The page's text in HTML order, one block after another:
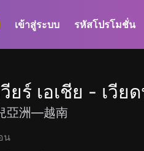
เข้าสู่ระบบ รหัสโปรโมชั่น
ยร์ เอเชีย - เวีย
亞洲—越南
น